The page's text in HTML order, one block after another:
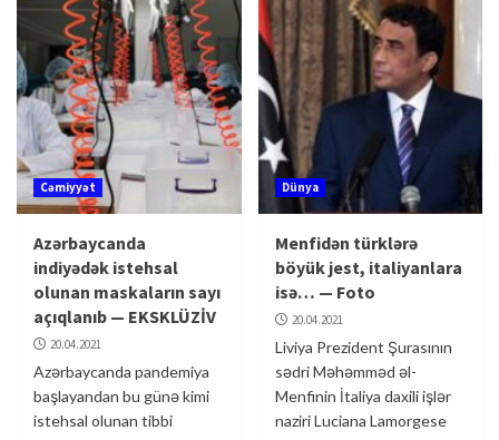
Cəmiyyət
Azərbaycanda
indiyədək istehsal
olunan maskaların sayı
açıqlanıb — EKSKLÜZİV
20.04.2021
Azərbaycanda pandemiya
başlayandan bu günə kimi
istehsal olunan tibbi
Dünya
Menfidən türklərə
böyük jest, italiyanlara
isə… — Foto
20.04.2021
Liviya Prezident Şurasının
sədri Məhəmməd əl-
Menfinin İtaliya daxili işlər
naziri Luciana Lamorgese